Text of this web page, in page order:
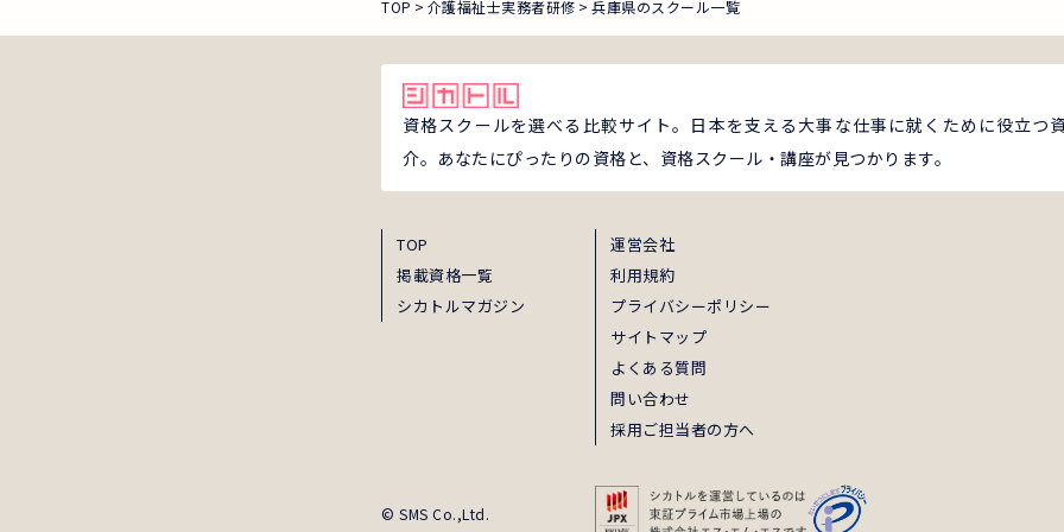
TOP 介護福祉士実務者研修 兵庫県のスクール一覧
資格スクールを選べる比較サイト。日本を支える大事な仕事に就くために役立つ
介。あなたにぴったりの資格と、資格スクール・講座が見つかります。
TOP
掲載資格一覧
シカトルマガジン
運営会社
利用規約
プライバシーポリシー
サイトマップ
よくある質問
問い合わせ
採用ご担当者の方へ
© SMS Co.,Ltd.